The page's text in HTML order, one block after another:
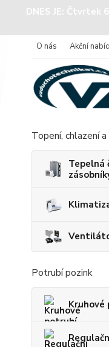
DNES JE: Čtvrtek
O nás Akční
Topení, chlazení
Tepelná
Potrubí pozink